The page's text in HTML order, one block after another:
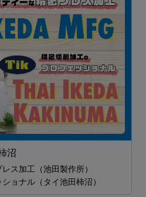
沼
ス加工（池田製作所）
ョナル（タイ池田柿沼）